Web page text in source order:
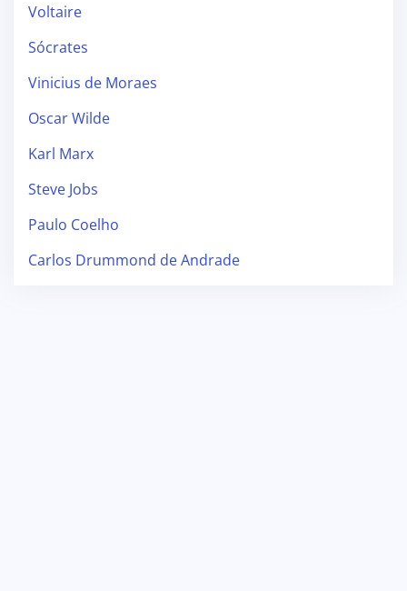
Voltaire
Sócrates
Vinicius de Moraes
Oscar Wilde
Karl Marx
Steve Jobs
Paulo Coelho
Carlos Drummond de Andrade